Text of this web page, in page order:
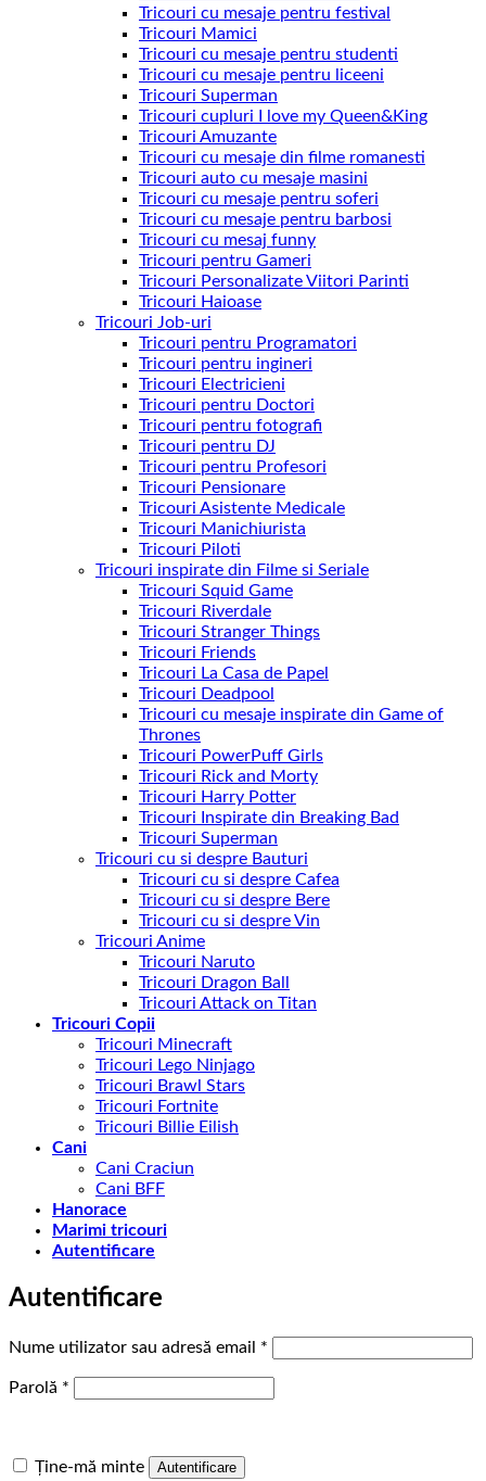
Tricouri cu mesaje pentru festival
Tricouri Mamici
Tricouri cu mesaje pentru studenti
Tricouri cu mesaje pentru liceeni
Tricouri Superman
Tricouri cupluri I love my Queen&King
Tricouri Amuzante
Tricouri cu mesaje din filme romanesti
Tricouri auto cu mesaje masini
Tricouri cu mesaje pentru soferi
Tricouri cu mesaje pentru barbosi
Tricouri cu mesaj funny
Tricouri pentru Gameri
Tricouri Personalizate Viitori Parinti
Tricouri Haioase
Tricouri Job-uri
Tricouri pentru Programatori
Tricouri pentru ingineri
Tricouri Electricieni
Tricouri pentru Doctori
Tricouri pentru fotografi
Tricouri pentru DJ
Tricouri pentru Profesori
Tricouri Pensionare
Tricouri Asistente Medicale
Tricouri Manichiurista
Tricouri Piloti
Tricouri inspirate din Filme si Seriale
Tricouri Squid Game
Tricouri Riverdale
Tricouri Stranger Things
Tricouri Friends
Tricouri La Casa de Papel
Tricouri Deadpool
Tricouri cu mesaje inspirate din Game of
Thrones
Tricouri PowerPuff Girls
Tricouri Rick and Morty
Tricouri Harry Potter
Tricouri Inspirate din Breaking Bad
Tricouri Superman
Tricouri cu si despre Bauturi
Tricouri cu si despre Cafea
Tricouri cu si despre Bere
Tricouri cu si despre Vin
Tricouri Anime
Tricouri Naruto
Tricouri Dragon Ball
Tricouri Attack on Titan
Tricouri Copii
Tricouri Minecraft
Tricouri Lego Ninjago
Tricouri Brawl Stars
Tricouri Fortnite
Tricouri Billie Eilish
Cani
Cani Craciun
Cani BFF
Hanorace
Marimi tricouri
Autentificare
Autentificare
Nume utilizator sau adresă email *
Parolă *
Ține-mă minte Autentificare